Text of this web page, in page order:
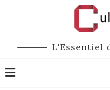
L'Essentiel